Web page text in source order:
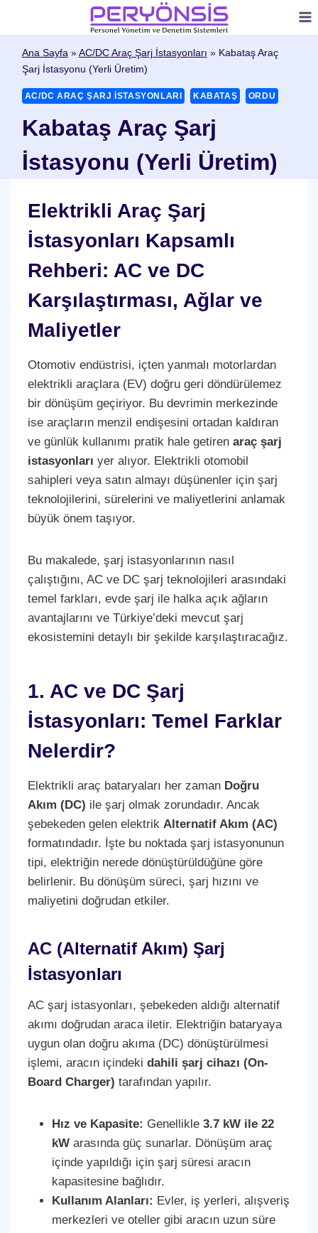
contentAna Sayfa»AC/DC Araç Şarj İstasyonları » Kabataş Araç
Şarj İstasyonu (Yerli Üretim)
AC/DC ARAÇ ŞARJ İSTASYONLARI KABATAŞ ORDU
Kabataş Araç Şarj
İstasyonu (Yerli Üretim)
Elektrikli Araç Şarj
İstasyonları Kapsamlı
Rehberi: AC ve DC
Karşılaştırması, Ağlar ve
Maliyetler
Otomotiv endüstrisi, içten yanmalı motorlardan
elektrikli araçlara (EV) doğru geri döndürülemez
bir dönüşüm geçiriyor. Bu devrimin merkezinde
ise araçların menzil endişesini ortadan kaldıran
ve günlük kullanımı pratik hale getiren araç şarj
istasyonları yer alıyor. Elektrikli otomobil
sahipleri veya satın almayı düşünenler için şarj
teknolojilerini, sürelerini ve maliyetlerini anlamak
büyük önem taşıyor.
Bu makalede, şarj istasyonlarının nasıl
çalıştığını, AC ve DC şarj teknolojileri arasındaki
temel farkları, evde şarj ile halka açık ağların
avantajlarını ve Türkiye’deki mevcut şarj
ekosistemini detaylı bir şekilde karşılaştıracağız.
1. AC ve DC Şarj
İstasyonları: Temel Farklar
Nelerdir?
Elektrikli araç bataryaları her zaman Doğru
Akım (DC) ile şarj olmak zorundadır. Ancak
şebekeden gelen elektrik Alternatif Akım (AC)
formatındadır. İşte bu noktada şarj istasyonunun
tipi, elektriğin nerede dönüştürüldüğüne göre
belirlenir. Bu dönüşüm süreci, şarj hızını ve
maliyetini doğrudan etkiler.
AC (Alternatif Akım) Şarj
İstasyonları
AC şarj istasyonları, şebekeden aldığı alternatif
akımı doğrudan araca iletir. Elektriğin bataryaya
uygun olan doğru akıma (DC) dönüştürülmesi
işlemi, aracın içindeki dahili şarj cihazı (On-
Board Charger) tarafından yapılır.
Hız ve Kapasite: Genellikle 3.7 kW ile 22
kWarasında güç sunarlar. Dönüşüm araç
içinde yapıldığı için şarj süresi aracın
kapasitesine bağlıdır.
Kullanım Alanları: Evler, iş yerleri, alışveriş
merkezleri ve oteller gibi aracın uzun süre